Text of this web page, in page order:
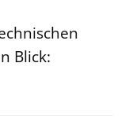
Blick: